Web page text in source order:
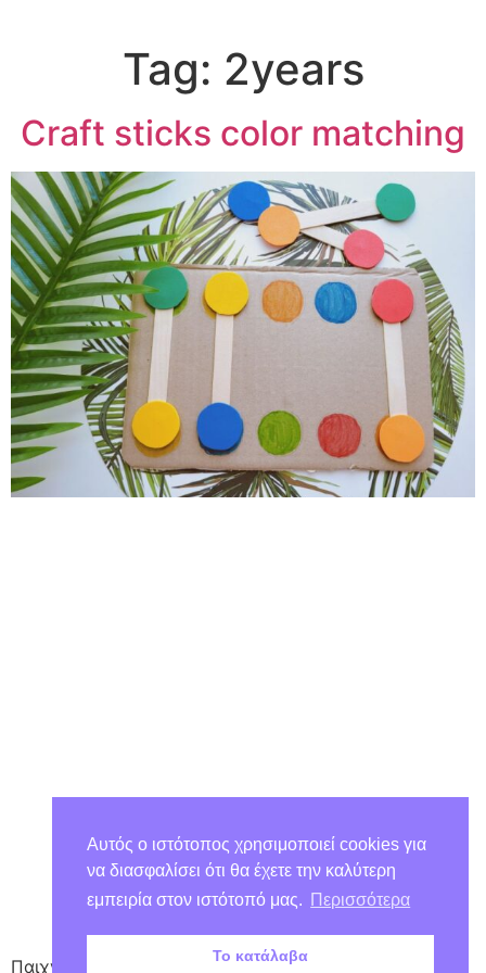
Tag: 2years
Craft sticks color matching
Παιχνίδι ταύτισης με ξυλάκια και χρώματα!
Αυτός ο ιστότοπος χρησιμοποιεί cookies για
να διασφαλίσει ότι θα έχετε την καλύτερη
εμπειρία στον ιστότοπό μας.
Περισσότερα
Το κατάλαβα